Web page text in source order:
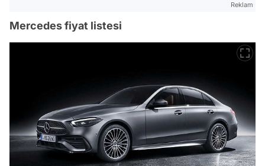
Reklam
Mercedes fiyat listesi